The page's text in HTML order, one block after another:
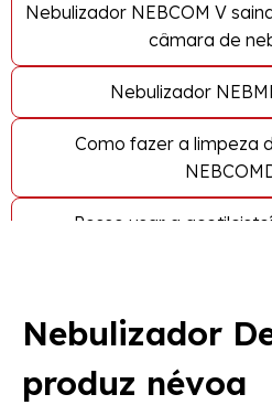
Nebulizador NEBCOM V
câmara de
Nebulizador
Como fazer a limpeza
Posso usar a
Nebulizador
produz névoa